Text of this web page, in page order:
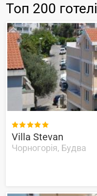
Топ 200

Villa Stevan
Чорногорія, Будва